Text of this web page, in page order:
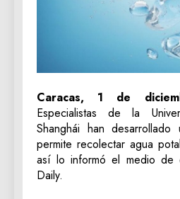
Caracas, 1 de
Especialistas de la
Shanghái han
permite recolectar agua
así lo informó el medio de
Daily.